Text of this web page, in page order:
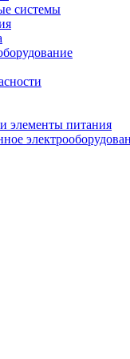
системы
элементы питания